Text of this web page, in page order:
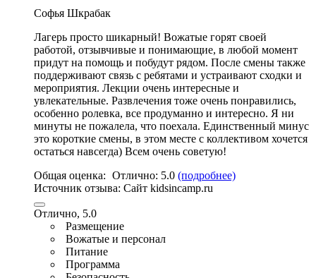
Софья Шкрабак
Лагерь просто шикарный! Вожатые горят своей
работой, отзывчивые и понимающие, в любой момент
придут на помощь и побудут рядом. После смены также
поддерживают связь с ребятами и устраивают сходки и
мероприятия. Лекции очень интересные и
увлекательные. Развлечения тоже очень понравились,
особенно ролевка, все продуманно и интересно. Я ни
минуты не пожалела, что поехала. Единственный минус
это короткие смены, в этом месте с коллективом хочется
остаться навсегда) Всем очень советую!
Общая оценка: Отлично: 5.0 (подробнее)
Источник отзыва: Cайт kidsincamp.ru
Отлично, 5.0
Размещение
Вожатые и персонал
Питание
Программа